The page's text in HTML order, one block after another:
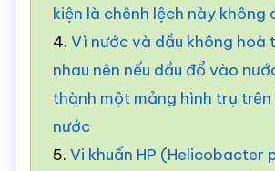
kiện là chênh lệch này không
4. Vì nước và dầu không hoà
nhau nên nếu dầu đổ vào
thành một mảng hình trụ
nước
5. Vi khuẩn HP (Helicobacter